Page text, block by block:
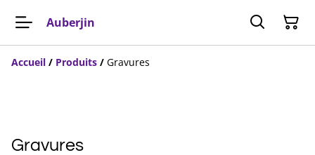
Auberjin
Accueil / Produits / Gravures
Gravures